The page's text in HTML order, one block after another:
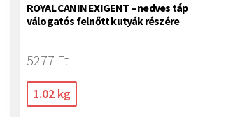
ROYAL CANIN EXIGENT – nedves táp
válogatós felnőtt kutyák részére
5277 Ft
1.02 kg